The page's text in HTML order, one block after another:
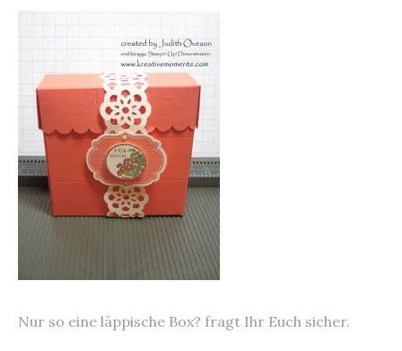
Nur so eine läppische Box? fragt Ihr Euch sicher.